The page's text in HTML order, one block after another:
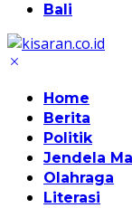
Bali
Home
Berita
Politik
Jendela
Olahraga
Literasi